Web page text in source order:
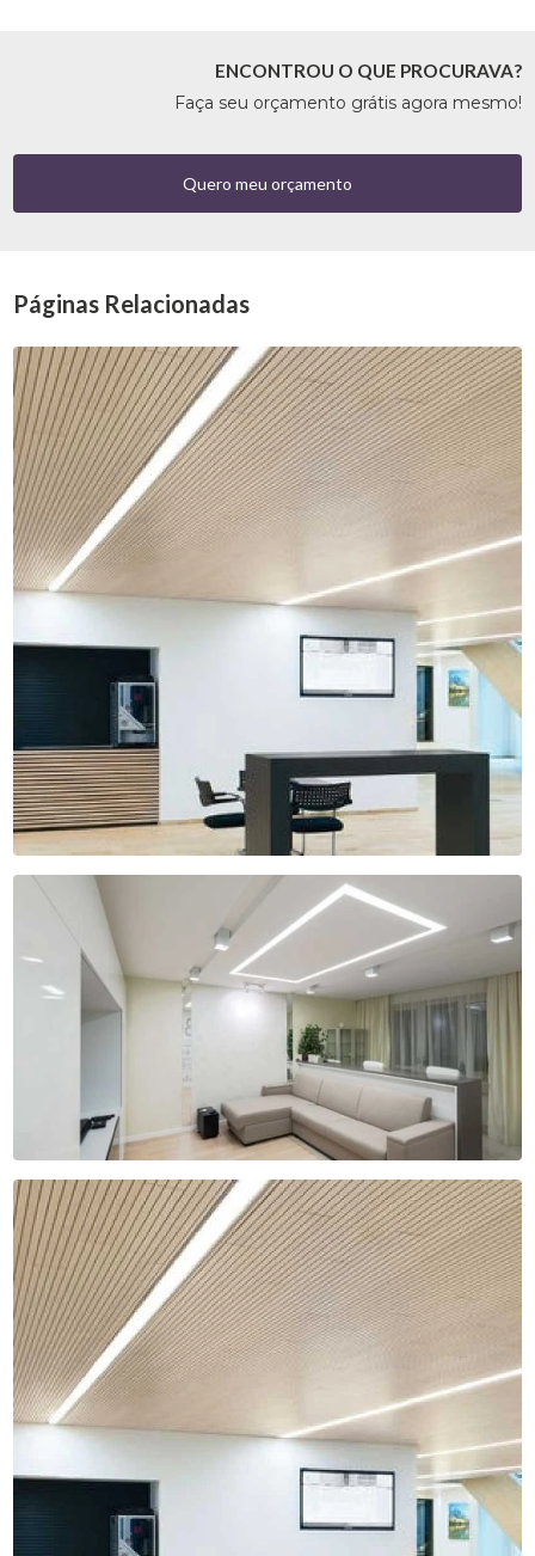
ENCONTROU O QUE PROCURAVA?
Faça seu orçamento grátis agora mesmo!
Quero meu orçamento
Páginas Relacionadas